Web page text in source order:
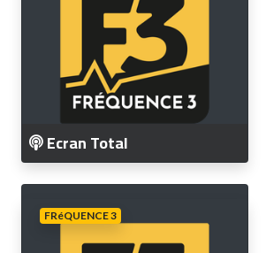
Ecran Total
FRéQUENCE 3